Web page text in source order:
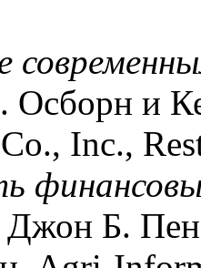
Осборн и
Inc.,
Джон Б.